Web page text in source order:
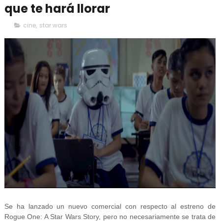
que te hará llorar
cine, star wars
Se ha lanzado un nuevo comercial con respecto al estreno de
Rogue One: A Star Wars Story, pero no necesariamente se trata de